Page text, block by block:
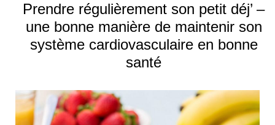
Prendre régulièrement son petit déj’ –
une bonne manière de maintenir son
système cardiovasculaire en bonne
santé